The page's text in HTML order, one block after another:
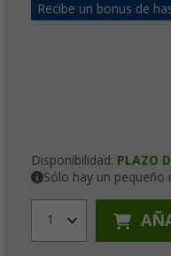
Recibe un bonus de
Disponibilidad: PLAZO
Sólo hay un pequeño
1